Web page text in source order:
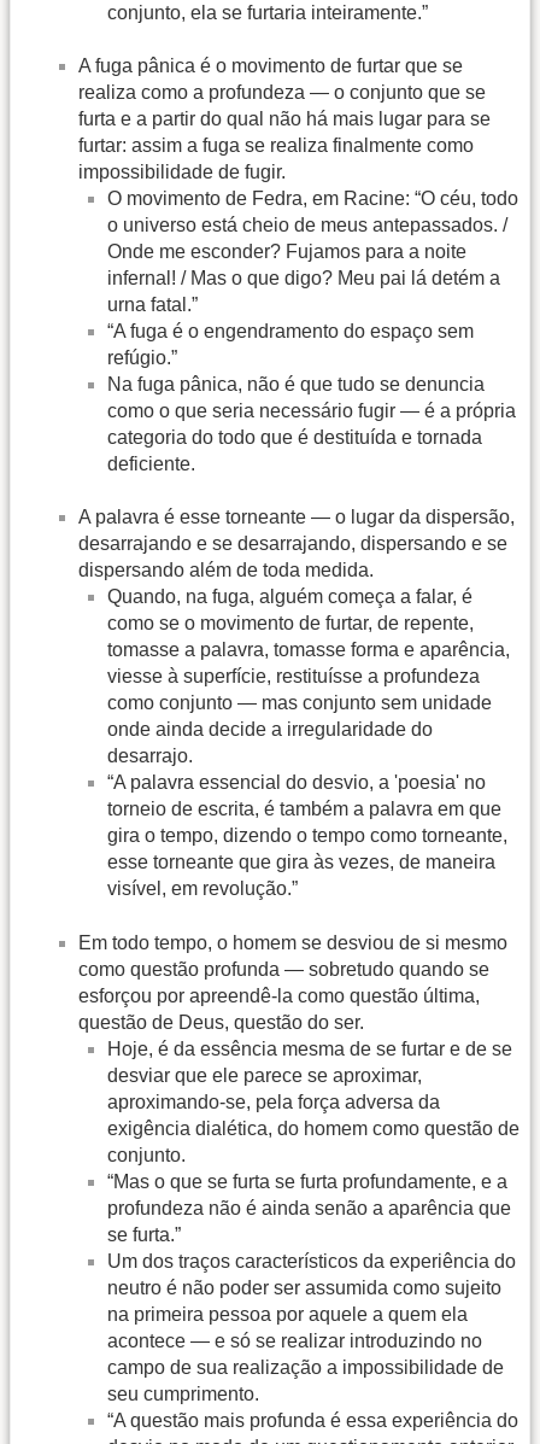
conjunto, ela se furtaria inteiramente.”
A fuga pânica é o movimento de furtar que se
realiza como a profundeza — o conjunto que se
furta e a partir do qual não há mais lugar para se
furtar: assim a fuga se realiza finalmente como
impossibilidade de fugir.
O movimento de Fedra, em Racine: “O céu, todo
o universo está cheio de meus antepassados. /
Onde me esconder? Fujamos para a noite
infernal! / Mas o que digo? Meu pai lá detém a
urna fatal.”
“A fuga é o engendramento do espaço sem
refúgio.”
Na fuga pânica, não é que tudo se denuncia
como o que seria necessário fugir — é a própria
categoria do todo que é destituída e tornada
deficiente.
A palavra é esse torneante — o lugar da dispersão,
desarrajando e se desarrajando, dispersando e se
dispersando além de toda medida.
Quando, na fuga, alguém começa a falar, é
como se o movimento de furtar, de repente,
tomasse a palavra, tomasse forma e aparência,
viesse à superfície, restituísse a profundeza
como conjunto — mas conjunto sem unidade
onde ainda decide a irregularidade do
desarrajo.
“A palavra essencial do desvio, a 'poesia' no
torneio de escrita, é também a palavra em que
gira o tempo, dizendo o tempo como torneante,
esse torneante que gira às vezes, de maneira
visível, em revolução.”
Em todo tempo, o homem se desviou de si mesmo
como questão profunda — sobretudo quando se
esforçou por apreendê-la como questão última,
questão de Deus, questão do ser.
Hoje, é da essência mesma de se furtar e de se
desviar que ele parece se aproximar,
aproximando-se, pela força adversa da
exigência dialética, do homem como questão de
conjunto.
“Mas o que se furta se furta profundamente, e a
profundeza não é ainda senão a aparência que
se furta.”
Um dos traços característicos da experiência do
neutro é não poder ser assumida como sujeito
na primeira pessoa por aquele a quem ela
acontece — e só se realizar introduzindo no
campo de sua realização a impossibilidade de
seu cumprimento.
“A questão mais profunda é essa experiência do